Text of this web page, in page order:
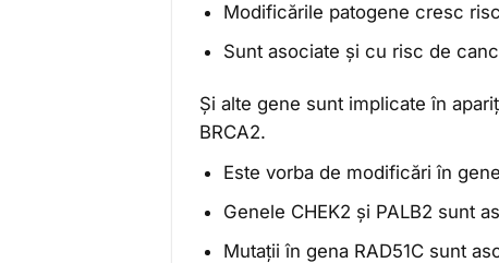
Modificările patogene cresc
Sunt asociate și cu risc de
Și alte gene sunt implicate în
BRCA2.
Este vorba de modificări în
Genele CHEK2 și PALB2 sunt
Mutații în gena RAD51C sunt